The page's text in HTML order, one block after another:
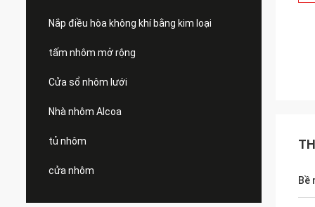
Nắp điều hòa không khí bằng kim loại
tấm nhôm mở rộng
Cửa sổ nhôm lưới
Nhà nhôm Alcoa
tủ nhôm
cửa nhôm
Bề